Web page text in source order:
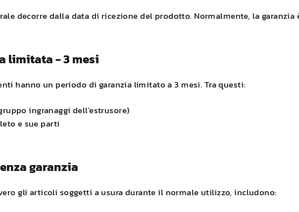
decorre dalla data di ricezione del prodotto. Normalmente, la garanzia
limitata - 3 mesi
hanno un periodo di garanzia limitato a 3 mesi. Tra questi:
ingranaggi dell'estrusore)
e sue parti
garanzia
gli articoli soggetti a usura durante il normale utilizzo, includono: